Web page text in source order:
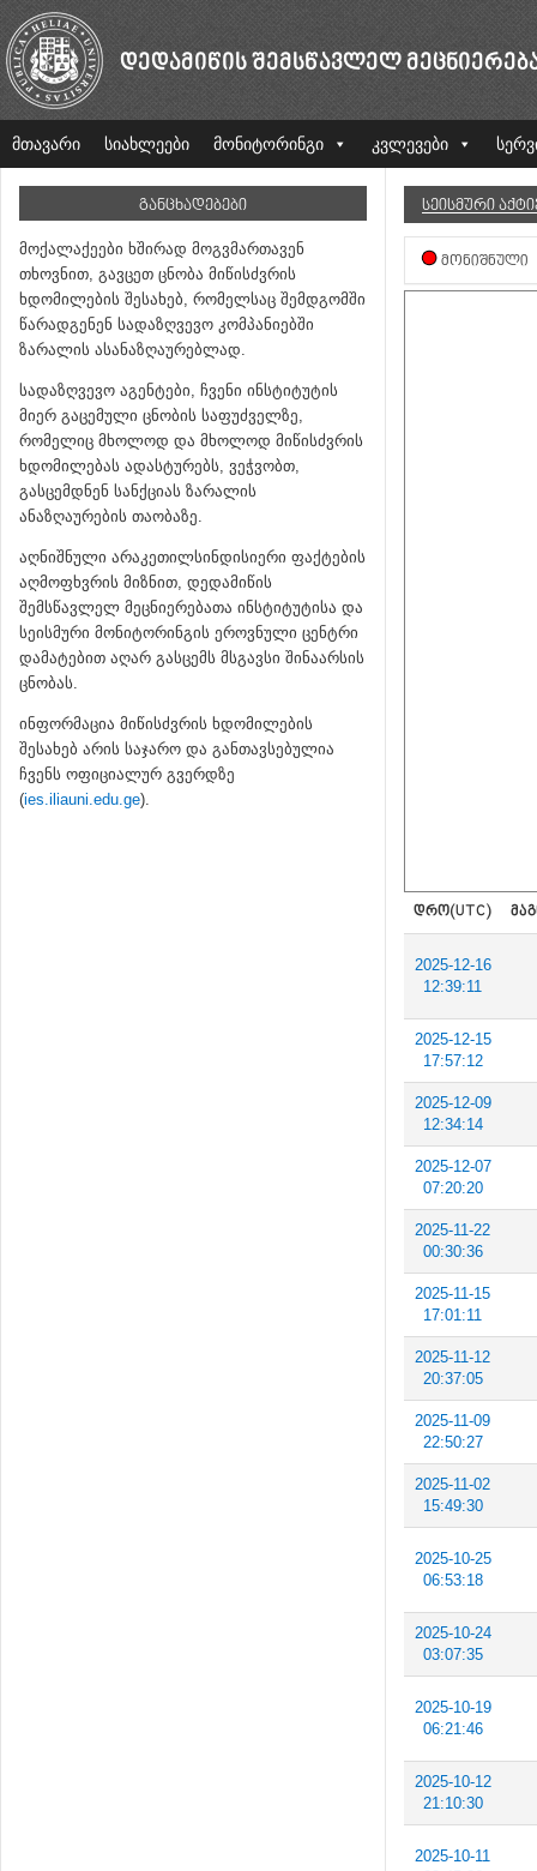
ᲓᲔᲓᲐᲛᲘᲬᲘᲡ ᲨᲔᲛᲡᲬᲐᲕᲚᲔᲚ
მთავარი სიახლეები მონიტორინგი კვლევები
ᲒᲐᲜᲪᲮᲐᲓᲔᲑᲔᲑᲘ
მოქალაქეები ხშირად მოგვმართავენ
თხოვნით, გავცეთ ცნობა მიწისძვრის
ხდომილების შესახებ, რომელსაც შემდგომში
წარადგენენ სადაზღვევო კომპანიებში
ზარალის ასანაზღაურებლად.
სადაზღვევო აგენტები, ჩვენი ინსტიტუტის
მიერ გაცემული ცნობის საფუძველზე,
რომელიც მხოლოდ და მხოლოდ მიწისძვრის
ხდომილებას ადასტურებს, ვეჭვობთ,
გასცემდნენ სანქციას ზარალის
ანაზღაურების თაობაზე.
აღნიშნული არაკეთილსინდისიერი ფაქტების
აღმოფხვრის მიზნით, დედამიწის
შემსწავლელ მეცნიერებათა ინსტიტუტისა და
სეისმური მონიტორინგის ეროვნული ცენტრი
დამატებით აღარ გასცემს მსგავსი შინაარსის
ცნობას.
ინფორმაცია მიწისძვრის ხდომილების
შესახებ არის საჯარო და განთავსებულია
ჩვენს ოფიციალურ გვერდზე
(ies.iliauni.edu.ge).
ᲡᲔᲘᲡᲛᲣᲠᲘ
ᲛᲝᲜᲘᲨᲜᲣᲚᲘ
ᲓᲠᲝ(UTC)
2025-12-16
12:39:11
2025-12-15
17:57:12
2025-12-09
12:34:14
2025-12-07
07:20:20
2025-11-22
00:30:36
2025-11-15
17:01:11
2025-11-12
20:37:05
2025-11-09
22:50:27
2025-11-02
15:49:30
2025-10-25
06:53:18
2025-10-24
03:07:35
2025-10-19
06:21:46
2025-10-12
21:10:30
2025-10-11